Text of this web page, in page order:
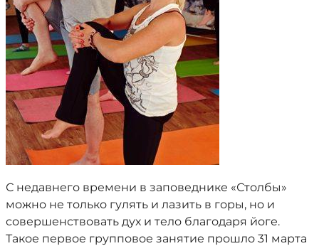
С недавнего времени в заповеднике «Столбы»
можно не только гулять и лазить в горы, но и
совершенствовать дух и тело благодаря йоге.
Такое первое групповое занятие прошло 31 марта